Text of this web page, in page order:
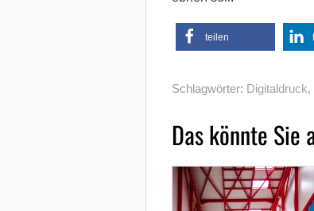
teilen
Schlagwörter: Digitaldruck,
Das könnte Sie